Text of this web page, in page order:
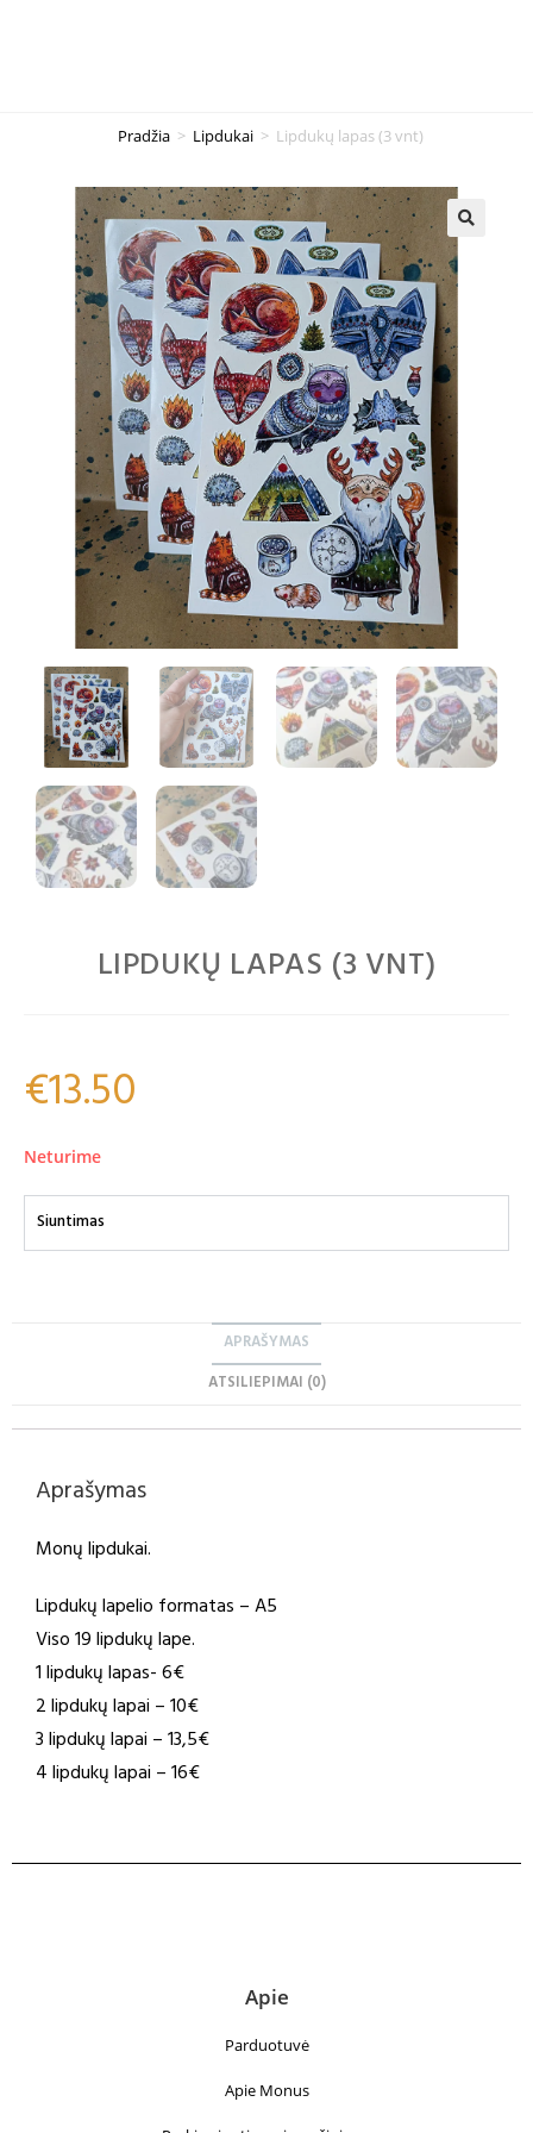
Pradžia > Lipdukai > Lipdukų lapas (3 vnt)
LIPDUKŲ LAPAS (3 VNT)
€13.50
Neturime
Siuntimas
APRAŠYMAS
ATSILIEPIMAI (0)
Aprašymas
Monų lipdukai.
Lipdukų lapelio formatas – A5
Viso 19 lipdukų lape.
1 lipdukų lapas- 6€
2 lipdukų lapai – 10€
3 lipdukų lapai – 13,5€
4 lipdukų lapai – 16€
Apie
Parduotuvė
Apie Monus